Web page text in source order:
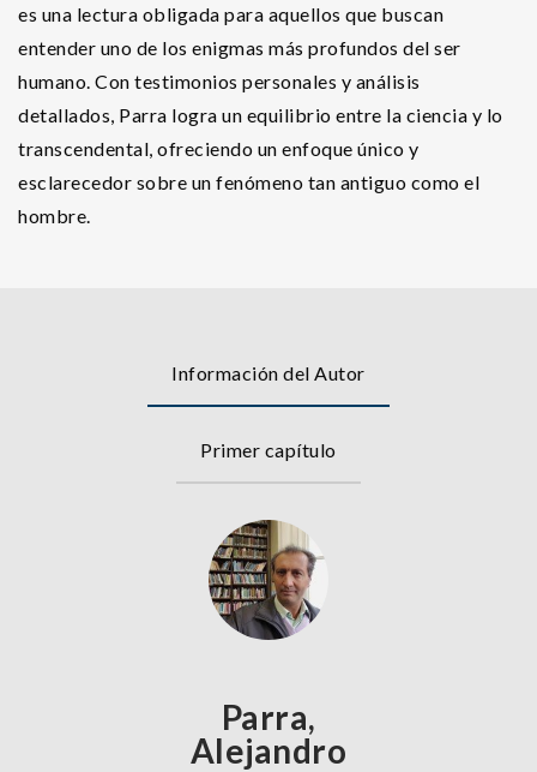
es una lectura obligada para aquellos que buscan
entender uno de los enigmas más profundos del ser
humano. Con testimonios personales y análisis
detallados, Parra logra un equilibrio entre la ciencia y lo
transcendental, ofreciendo un enfoque único y
esclarecedor sobre un fenómeno tan antiguo como el
hombre.
Información del Autor
Primer capítulo
Parra,
Alejandro